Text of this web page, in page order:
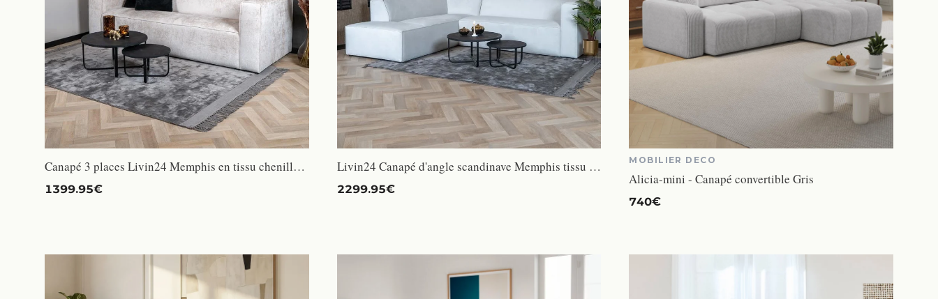
Canapé 3 places Livin24 Memphis en tissu chenille blanc - Style scandinave et moderne - Confort ferme
1399.95€
Livin24 Canapé d'angle scandinave Memphis tissu chiné blanc gauche
2299.95€
MOBILIER DECO
Alicia-mini - Canapé convertible Gris
740€